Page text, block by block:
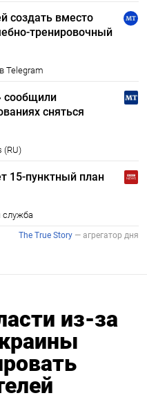
из-за